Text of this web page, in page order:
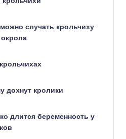
случать крольчиху
дохнут кролики
длится беременность у